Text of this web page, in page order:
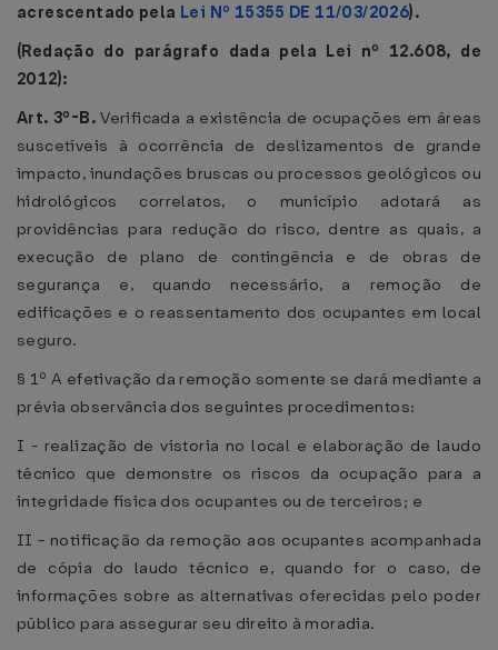
acrescentado pela Lei Nº 15355 DE 11/03/2026).
(Redação do parágrafo dada pela Lei nº 12.608, de
2012):
Art. 3º-B.Verificada a existência de ocupações em áreas
suscetíveis à ocorrência de deslizamentos de grande
impacto, inundações bruscas ou processos geológicos ou
hidrológicos correlatos, o município adotará as
providências para redução do risco, dentre as quais, a
execução de plano de contingência e de obras de
segurança e, quando necessário, a remoção de
edificações e o reassentamento dos ocupantes em local
seguro.
§ 1º A efetivação da remoção somente se dará mediante a
prévia observância dos seguintes procedimentos:
I - realização de vistoria no local e elaboração de laudo
técnico que demonstre os riscos da ocupação para a
integridade física dos ocupantes ou de terceiros; e
II - notificação da remoção aos ocupantes acompanhada
de cópia do laudo técnico e, quando for o caso, de
informações sobre as alternativas oferecidas pelo poder
público para assegurar seu direito à moradia.